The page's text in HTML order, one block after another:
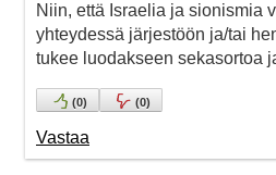
Niin, että Israelia ja sionismia
yhteydessä järjestöön ja/tai
tukee luodakseen sekasortoa
(0) (0)
Vastaa